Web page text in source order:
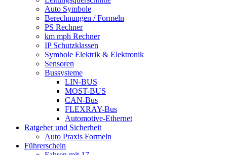
Auto Symbole
Berechnungen / Formeln
PS Rechner
km mph Rechner
IP Schutzklassen
Symbole Elektrik & Elektronik
Sensoren
Bussysteme
LIN-BUS
MOST-BUS
CAN-Bus
FLEXRAY-Bus
Automotive-Ethernet
Ratgeber und Sicherheit
Auto Praxis Formeln
Führerschein